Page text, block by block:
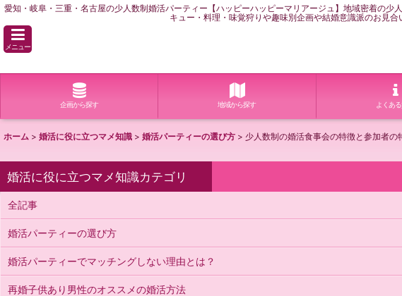
愛知・岐阜・三重・名古屋の少人数制婚活パーティー【ハッピーハッピーマリアージュ】地域密着の
キュー・料理・味覚狩りや趣味別企画や結婚意識派のお見
メニュー
企画から探す 地域から探す よくあ
ホーム > 婚活に役に立つマメ知識 > 婚活パーティーの選び方 > 少人数制の婚活食事会の特徴と参加者の
婚活に役に立つマメ知識カテゴリ
全記事
婚活パーティーの選び方
婚活パーティーでマッチングしない理由とは？
再婚子供あり男性のオススメの婚活方法